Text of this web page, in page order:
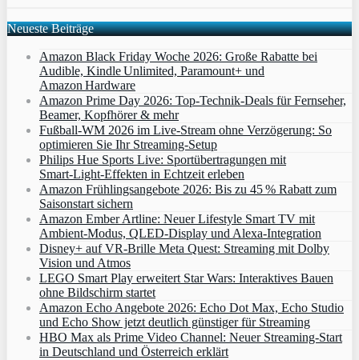
Neueste Beiträge
Amazon Black Friday Woche 2026: Große Rabatte bei
Audible, Kindle Unlimited, Paramount+ und
Amazon Hardware
Amazon Prime Day 2026: Top-Technik-Deals für Fernseher,
Beamer, Kopfhörer & mehr
Fußball-WM 2026 im Live-Stream ohne Verzögerung: So
optimieren Sie Ihr Streaming-Setup
Philips Hue Sports Live: Sportübertragungen mit
Smart‑Light‑Effekten in Echtzeit erleben
Amazon Frühlingsangebote 2026: Bis zu 45 % Rabatt zum
Saisonstart sichern
Amazon Ember Artline: Neuer Lifestyle Smart TV mit
Ambient‑Modus, QLED‑Display und Alexa‑Integration
Disney+ auf VR-Brille Meta Quest: Streaming mit Dolby
Vision und Atmos
LEGO Smart Play erweitert Star Wars: Interaktives Bauen
ohne Bildschirm startet
Amazon Echo Angebote 2026: Echo Dot Max, Echo Studio
und Echo Show jetzt deutlich günstiger für Streaming
HBO Max als Prime Video Channel: Neuer Streaming‑Start
in Deutschland und Österreich erklärt